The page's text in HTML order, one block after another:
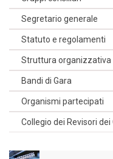
Segretario generale
Statuto e regolamenti
Struttura organizzativa
Bandi di Gara
Organismi partecipati
Collegio dei Revisori dei